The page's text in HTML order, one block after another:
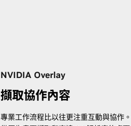
NVIDIA Overlay
擷取協作內容
專業工作流程比以往更注重互動與協作